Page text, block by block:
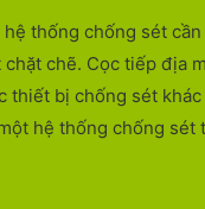
thống chống sét
chẽ. Cọc tiếp địa
thiết bị chống sét
hệ thống chống sét